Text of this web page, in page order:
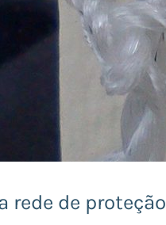
rede de proteção